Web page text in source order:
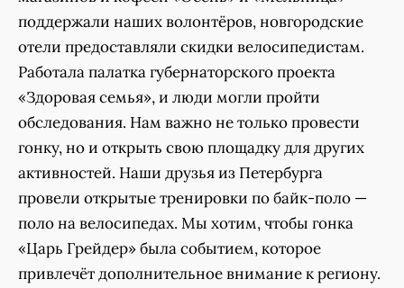
поддержали наших волонтёров, новгородские
отели предоставляли скидки велосипедистам.
Работала палатка губернаторского проекта
«Здоровая семья», и люди могли пройти
обследования. Нам важно не только провести
гонку, но и открыть свою площадку для других
активностей. Наши друзья из Петербурга
провели открытые тренировки по байк-поло —
поло на велосипедах. Мы хотим, чтобы гонка
«Царь Грейдер» была событием, которое
привлечёт дополнительное внимание к региону.